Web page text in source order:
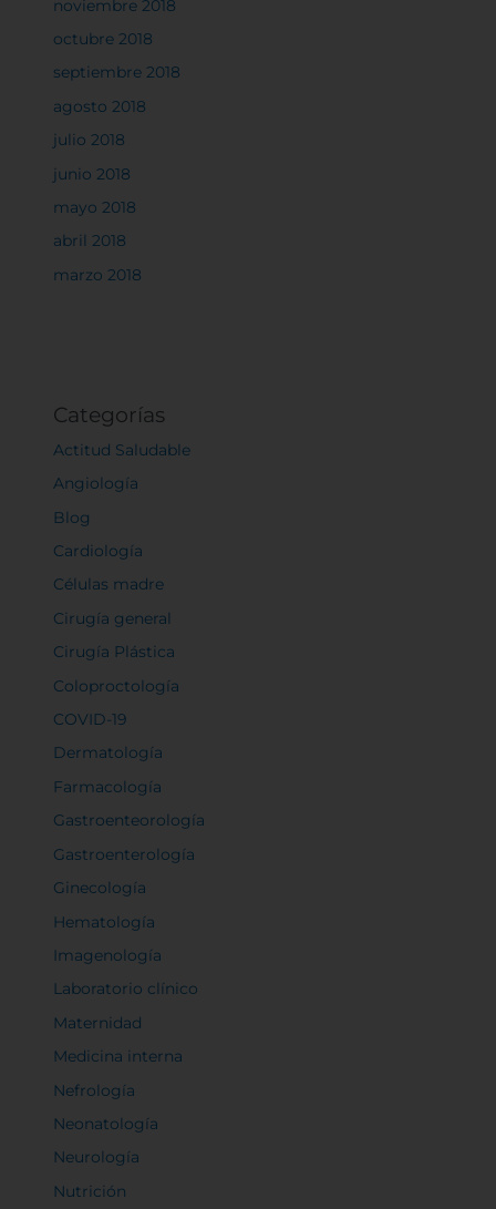
noviembre 2018
octubre 2018
septiembre 2018
agosto 2018
julio 2018
junio 2018
mayo 2018
abril 2018
marzo 2018
Categorías
Actitud Saludable
Angiología
Blog
Cardiología
Células madre
Cirugía general
Cirugía Plástica
Coloproctología
COVID-19
Dermatología
Farmacología
Gastroenteorología
Gastroenterología
Ginecología
Hematología
Imagenología
Laboratorio clínico
Maternidad
Medicina interna
Nefrología
Neonatología
Neurología
Nutrición